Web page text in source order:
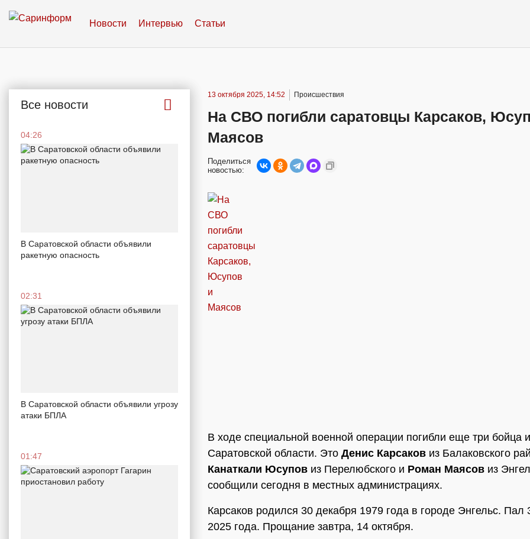
Новости Интервью Статьи
Все новости
04:26
В Саратовской области объявили
ракетную опасность
02:31
В Саратовской области объявили угрозу
атаки БПЛА
01:47
13 октября 2025, 14:52 Происшествия
На СВО погибли саратовцы Карсаков,
Маясов
Поделиться
новостью:
В ходе специальной военной операции погибли еще три бойца
Саратовской области. Это Денис Карсаков из Балаковского
Канаткали Юсупов из Перелюбского и Роман Маясов из
сообщили сегодня в местных администрациях.
Карсаков родился 30 декабря 1979 года в городе Энгельс. Пал
2025 года. Прощание завтра, 14 октября.